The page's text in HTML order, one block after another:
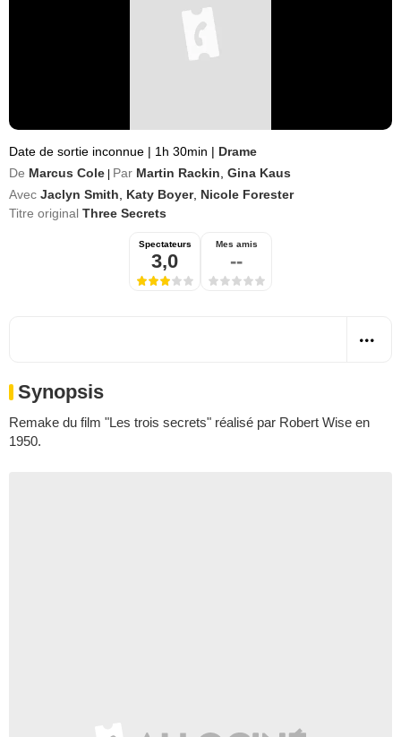
Date de sortie inconnue | 1h 30min | Drame
De Marcus Cole Par Martin Rackin Gina Kaus
Avec Jaclyn Smith Katy Boyer, Nicole Forester
Titre original Three Secrets
Spectateurs
3,0
Mes amis
--
Synopsis
Remake du film "Les trois secrets" réalisé par Robert Wise en
1950.